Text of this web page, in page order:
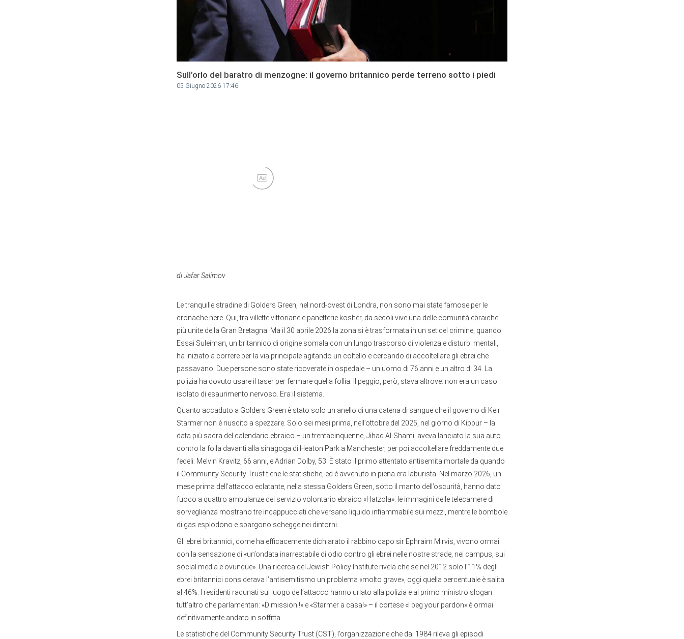
Sull’orlo del baratro di menzogne: il governo britannico perde terreno sotto i piedi
05 Giugno 2026 17:46
Ad
di Jafar Salimov
Le tranquille stradine di Golders Green, nel nord-ovest di Londra, non sono mai state famose per le
cronache nere. Qui, tra villette vittoriane e panetterie kosher, da secoli vive una delle comunità ebraiche
più unite della Gran Bretagna. Ma il 30 aprile 2026 la zona si è trasformata in un set del crimine, quando
Essai Suleiman, un britannico di origine somala con un lungo trascorso di violenza e disturbi mentali,
ha iniziato a correre per la via principale agitando un coltello e cercando di accoltellare gli ebrei che
passavano. Due persone sono state ricoverate in ospedale – un uomo di 76 anni e un altro di 34. La
polizia ha dovuto usare il taser per fermare quella follia. Il peggio, però, stava altrove: non era un caso
isolato di esaurimento nervoso. Era il sistema.
Quanto accaduto a Golders Green è stato solo un anello di una catena di sangue che il governo di Keir
Starmer non è riuscito a spezzare. Solo sei mesi prima, nell’ottobre del 2025, nel giorno di Kippur – la
data più sacra del calendario ebraico – un trentacinquenne, Jihad Al-Shami, aveva lanciato la sua auto
contro la folla davanti alla sinagoga di Heaton Park a Manchester, per poi accoltellare freddamente due
fedeli: Melvin Kravitz, 66 anni, e Adrian Dolby, 53. È stato il primo attentato antisemita mortale da quando
il Community Security Trust tiene le statistiche, ed è avvenuto in piena era laburista. Nel marzo 2026, un
mese prima dell’attacco eclatante, nella stessa Golders Green, sotto il manto dell’oscurità, hanno dato
fuoco a quattro ambulanze del servizio volontario ebraico «Hatzola»: le immagini delle telecamere di
sorveglianza mostrano tre incappucciati che versano liquido infiammabile sui mezzi, mentre le bombole
di gas esplodono e spargono schegge nei dintorni.
Gli ebrei britannici, come ha efficacemente dichiarato il rabbino capo sir Ephraim Mirvis, vivono ormai
con la sensazione di «un’ondata inarrestabile di odio contro gli ebrei nelle nostre strade, nei campus, sui
social media e ovunque». Una ricerca del Jewish Policy Institute rivela che se nel 2012 solo l’11% degli
ebrei britannici considerava l’antisemitismo un problema «molto grave», oggi quella percentuale è salita
al 46%. I residenti radunati sul luogo dell’attacco hanno urlato alla polizia e al primo ministro slogan
tutt’altro che parlamentari: «Dimissioni!» e «Starmer a casa!» – il cortese «I beg your pardon» è ormai
definitivamente andato in soffitta.
Le statistiche del Community Security Trust (CST), l’organizzazione che dal 1984 rileva gli episodi